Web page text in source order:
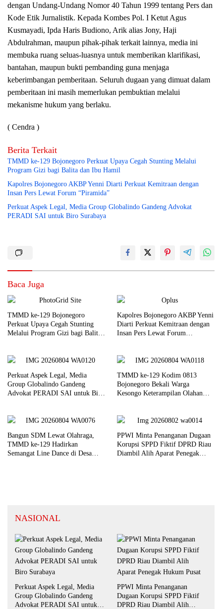
dengan Undang-Undang Nomor 40 Tahun 1999 tentang Pers dan
Kode Etik Jurnalistik. Kepada Kombes Pol. I Ketut Agus
Kusmayadi, Ipda Haris Budiono, Arik alias Jony, Haji
Abdulrahman, maupun pihak-pihak terkait lainnya, media ini
membuka ruang seluas-luasnya untuk memberikan klarifikasi,
bantahan, maupun bukti pembanding guna menjaga
keberimbangan pemberitaan. Seluruh dugaan yang dimuat dalam
pemberitaan ini masih memerlukan pembuktian melalui
mekanisme hukum yang berlaku.
( Cendra )
Berita Terkait
TMMD ke-129 Bojonegoro Perkuat Upaya Cegah Stunting Melalui
Program Gizi bagi Balita dan Ibu Hamil
Kapolres Bojonegoro AKBP Yenni Diarti Perkuat Kemitraan dengan
Insan Pers Lewat Forum “Piramida”
Perkuat Aspek Legal, Media Group Globalindo Gandeng Advokat
PERADI SAI untuk Biro Surabaya
Baca Juga
TMMD ke-129 Bojonegoro
Perkuat Upaya Cegah Stunting
Melalui Program Gizi bagi Balita
Kapolres Bojonegoro AKBP Yenni
Diarti Perkuat Kemitraan dengan
Insan Pers Lewat Forum
Perkuat Aspek Legal, Media
Group Globalindo Gandeng
Advokat PERADI SAI untuk Biro
TMMD ke-129 Kodim 0813
Bojonegoro Bekali Warga
Kesongo Keterampilan Olahan
Bangun SDM Lewat Olahraga,
TMMD ke-129 Hadirkan
Semangat Line Dance di Desa
PPWI Minta Penanganan Dugaan
Korupsi SPPD Fiktif DPRD Riau
Diambil Alih Aparat Penegak
NASIONAL
Perkuat Aspek Legal, Media
Group Globalindo Gandeng
Advokat PERADI SAI untuk
PPWI Minta Penanganan
Dugaan Korupsi SPPD Fiktif
DPRD Riau Diambil Alih